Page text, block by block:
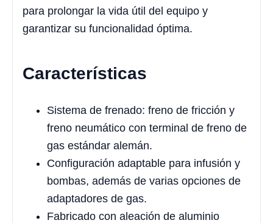
para prolongar la vida útil del equipo y
garantizar su funcionalidad óptima.
Características
Sistema de frenado: freno de fricción y
freno neumático con terminal de freno de
gas estándar alemán.
Configuración adaptable para infusión y
bombas, además de varias opciones de
adaptadores de gas.
Fabricado con aleación de aluminio